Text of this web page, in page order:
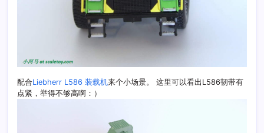
配合Liebherr L586 装载机来个小场景。 这里可以看出L586韧带有
点紧，举得不够高啊：）